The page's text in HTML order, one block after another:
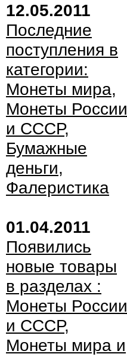
12.05.2011
Последние
поступления в
категории:
Монеты мира,
Монеты России
и СССР,
Бумажные
деньги,
Фалеристика
01.04.2011
Появились
новые товары
в разделах :
Монеты России
и СССР,
Монеты мира и